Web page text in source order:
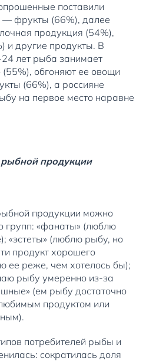
поставили
— фрукты (66%), далее
продукция (54%),
и другие продукты. В
лет рыба занимает
(55%), обгоняют ее овощи
(66%), а россияне
на первое место наравне
продукции
продукции можно
групп: «фанаты» (люблю
«эстеты» (люблю рыбу, но
продукт хорошего
ее реже, чем хотелось бы);
рыбу умеренно из-за
(ем рыбу достаточно
продуктом или
потребителей рыбы и
сократилась доля